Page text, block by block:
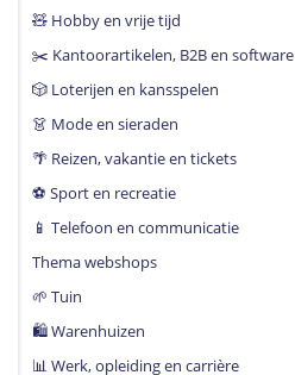
🧸 Hobby en vrije tijd
✂️ Kantoorartikelen, B2B en software
🎲 Loterijen en kansspelen
👗 Mode en sieraden
🌴 Reizen, vakantie en tickets
⚽️ Sport en recreatie
📱 Telefoon en communicatie
Thema webshops
🌱 Tuin
🛍 Warenhuizen
📊 Werk, opleiding en carrière